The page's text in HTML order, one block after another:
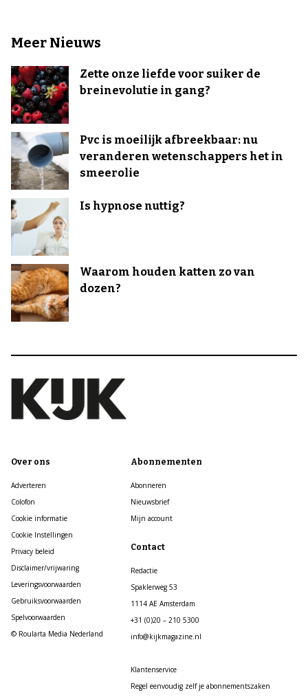
Meer Nieuws
Zette onze liefde voor suiker de
breinevolutie in gang?
Pvc is moeilijk afbreekbaar: nu
veranderen wetenschappers het in
smeerolie
Is hypnose nuttig?
Waarom houden katten zo van
dozen?
Over ons
Adverteren
Colofon
Cookie informatie
Cookie Instellingen
Privacy beleid
Disclaimer/vrijwaring
Leveringsvoorwaarden
Gebruiksvoorwaarden
Spelvoorwaarden
© Roularta Media Nederland
Abonnementen
Abonneren
Nieuwsbrief
Mijn account
Contact
Redactie
Spaklerweg 53
1114 AE Amsterdam
+31 (0)20 – 210 5300
info@kijkmagazine.nl
Klantenservice
Regel eenvoudig zelf je abonnementszaken